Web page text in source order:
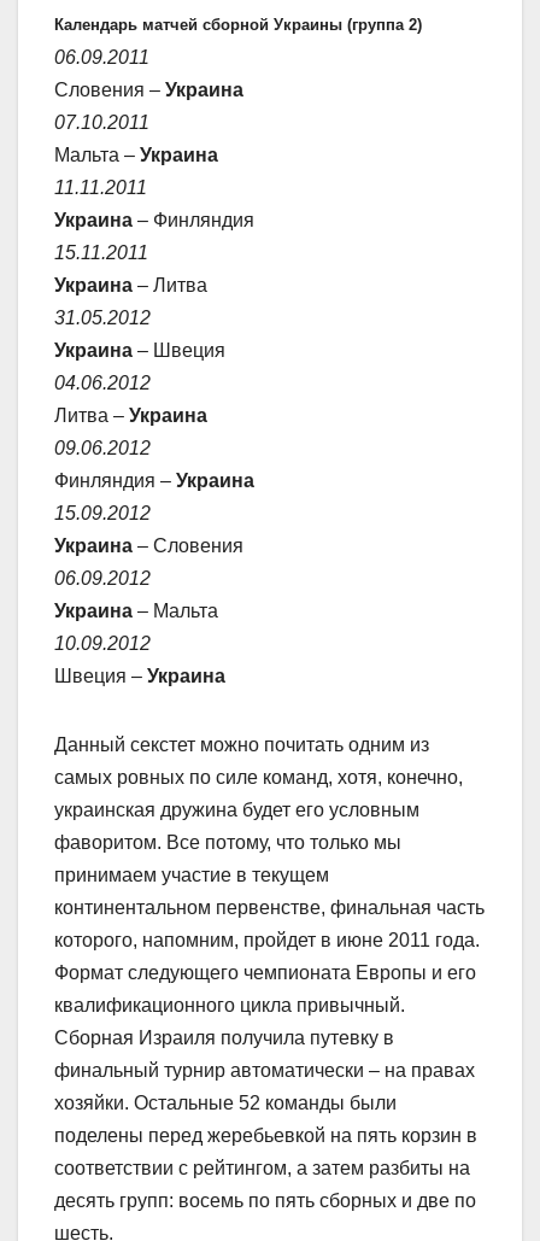
Календарь матчей сборной Украины (группа 2)
06.09.2011
Словения – Украина
07.10.2011
Мальта – Украина
11.11.2011
Украина – Финляндия
15.11.2011
Украина – Литва
31.05.2012
Украина – Швеция
04.06.2012
Литва – Украина
09.06.2012
Финляндия – Украина
15.09.2012
Украина – Словения
06.09.2012
Украина – Мальта
10.09.2012
Швеция – Украина
Данный секстет можно почитать одним из
самых ровных по силе команд, хотя, конечно,
украинская дружина будет его условным
фаворитом. Все потому, что только мы
принимаем участие в текущем
континентальном первенстве, финальная часть
которого, напомним, пройдет в июне 2011 года.
Формат следующего чемпионата Европы и его
квалификационного цикла привычный.
Сборная Израиля получила путевку в
финальный турнир автоматически – на правах
хозяйки. Остальные 52 команды были
поделены перед жеребьевкой на пять корзин в
соответствии с рейтингом, а затем разбиты на
десять групп: восемь по пять сборных и две по
шесть.